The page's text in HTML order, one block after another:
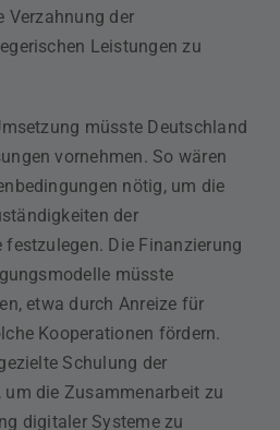
Verzahnung der
Leistungen zu
müsste Deutschland
vornehmen. So wären
nötig, um die
der
festzulegen. Die Finanzierung
müsste
etwa durch Anreize für
Kooperationen fördern.
Schulung der
die Zusammenarbeit zu
digitaler Systeme zu